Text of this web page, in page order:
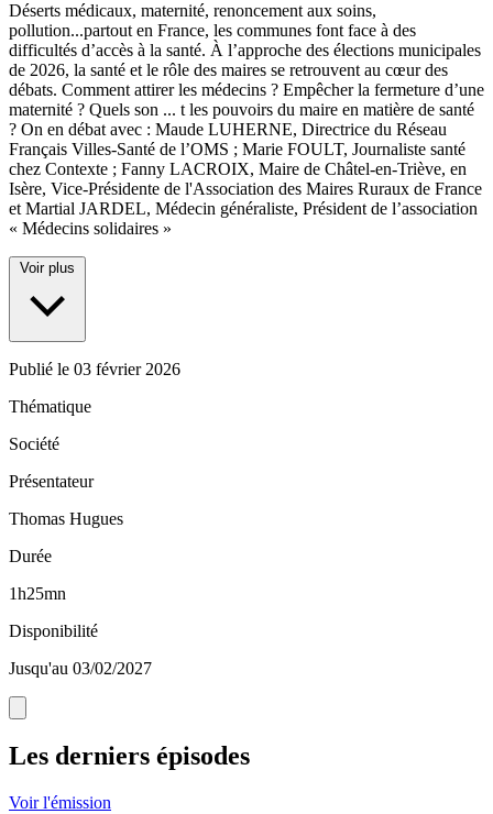
Déserts médicaux, maternité, renoncement aux soins,
pollution...partout en France, les communes font face à des
difficultés d’accès à la santé. À l’approche des élections municipales
de 2026, la santé et le rôle des maires se retrouvent au cœur des
débats. Comment attirer les médecins ? Empêcher la fermeture d’une
maternité ? Quels son ... t les pouvoirs du maire en matière de santé
? On en débat avec : Maude LUHERNE, Directrice du Réseau
Français Villes-Santé de l’OMS ; Marie FOULT, Journaliste santé
chez Contexte ; Fanny LACROIX, Maire de Châtel-en-Triève, en
Isère, Vice-Présidente de l'Association des Maires Ruraux de France
et Martial JARDEL, Médecin généraliste, Président de l’association
« Médecins solidaires »
Voir plus
Publié le 03 février 2026
Thématique
Société
Présentateur
Thomas Hugues
Durée
1h25mn
Disponibilité
Jusqu'au 03/02/2027
Les derniers épisodes
Voir l'émission